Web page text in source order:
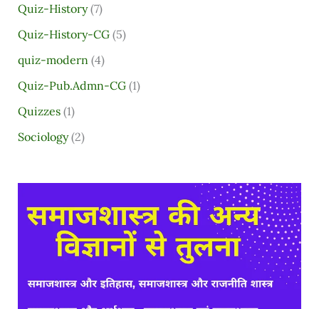
Quiz-History(7)
Quiz-History-CG(5)
quiz-modern (4)
Quiz-Pub.Admn-CG(1)
Quizzes(1)
Sociology(2)